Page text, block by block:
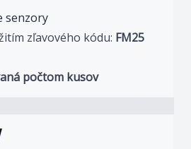
senzory
zľavového kódu: FM25
počtom kusov